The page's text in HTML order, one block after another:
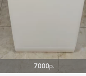
7000р.